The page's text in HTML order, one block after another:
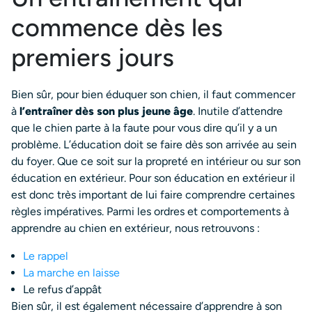
commence dès les
premiers jours
Bien sûr, pour bien éduquer son chien, il faut commencer
à l’entraîner dès son plus jeune âge. Inutile d’attendre
que le chien parte à la faute pour vous dire qu’il y a un
problème. L’éducation doit se faire dès son arrivée au sein
du foyer. Que ce soit sur la propreté en intérieur ou sur son
éducation en extérieur. Pour son éducation en extérieur il
est donc très important de lui faire comprendre certaines
règles impératives. Parmi les ordres et comportements à
apprendre au chien en extérieur, nous retrouvons :
Le rappel
La marche en laisse
Le refus d’appât
Bien sûr, il est également nécessaire d’apprendre à son